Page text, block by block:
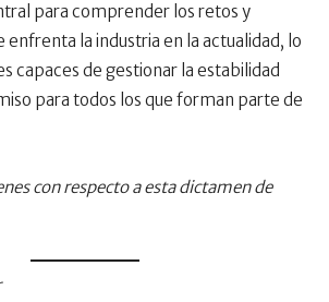
para comprender los retos y
enfrenta la industria en la actualidad, lo
capaces de gestionar la estabilidad
para todos los que forman parte de
con respecto a esta dictamen de